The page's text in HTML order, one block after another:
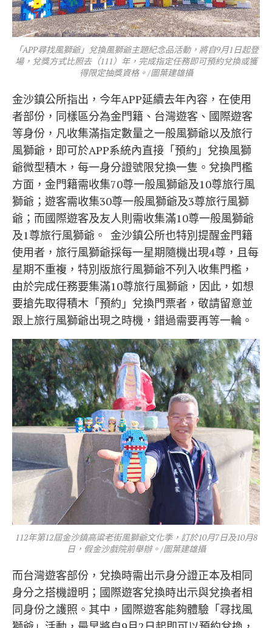
「APP尋找風獅爺」兌換風獅爺主題紀念品活動，將自9月1日起登
場，兌獎方式比照去（111）年，完成指定任務即可預約兌換或獲
得限定抽獎資格。/圖葉建雄攝
金沙鎮公所指出，今年APP延續去年內容，在使用
者部份，同樣區分為金門籍、台灣遊客、國際遊客
等身份，凡收集滿指定數量之一般風獅爺以及旅行
風獅爺，即可於APP系統內直接「預約」兌換風獅
爺微型積木，每一身分證號限兌換一隻。兌換門檻
方面，金門籍需收集70尊一般風獅爺及10尊旅行風
獅爺；遊客需收集30尊一般風獅爺及3尊旅行風獅
爺；而國際遊客及友人則需收集滿10尊一般風獅爺
及1尊旅行風獅爺。 金沙鎮公所也特別提醒金門籍
使用者，旅行風獅爺採每一星期隨機出現4尊，且每
星期不重複，特別版旅行風獅爺不列入收集門檻，
由於完成任務要集滿10尊旅行風獅爺，因此，如想
要搶先取得積木「預約」兌換門票者，敬請留意並
跟上旅行風獅爺出現之時機，錯過需要再等一輪。
112年第12屆金沙鎮高粱老街風獅爺文化季，訂於10月7日及10月8
日，假金沙戲院前舉辦。/圖葉建雄攝
而台灣遊客部份，兌換時需出示身分證正本及相同
身分之搭機證明；國際遊客兌換時出示與兌換者相
同身份之護照。其中，國際遊客能夠體驗「尋找風